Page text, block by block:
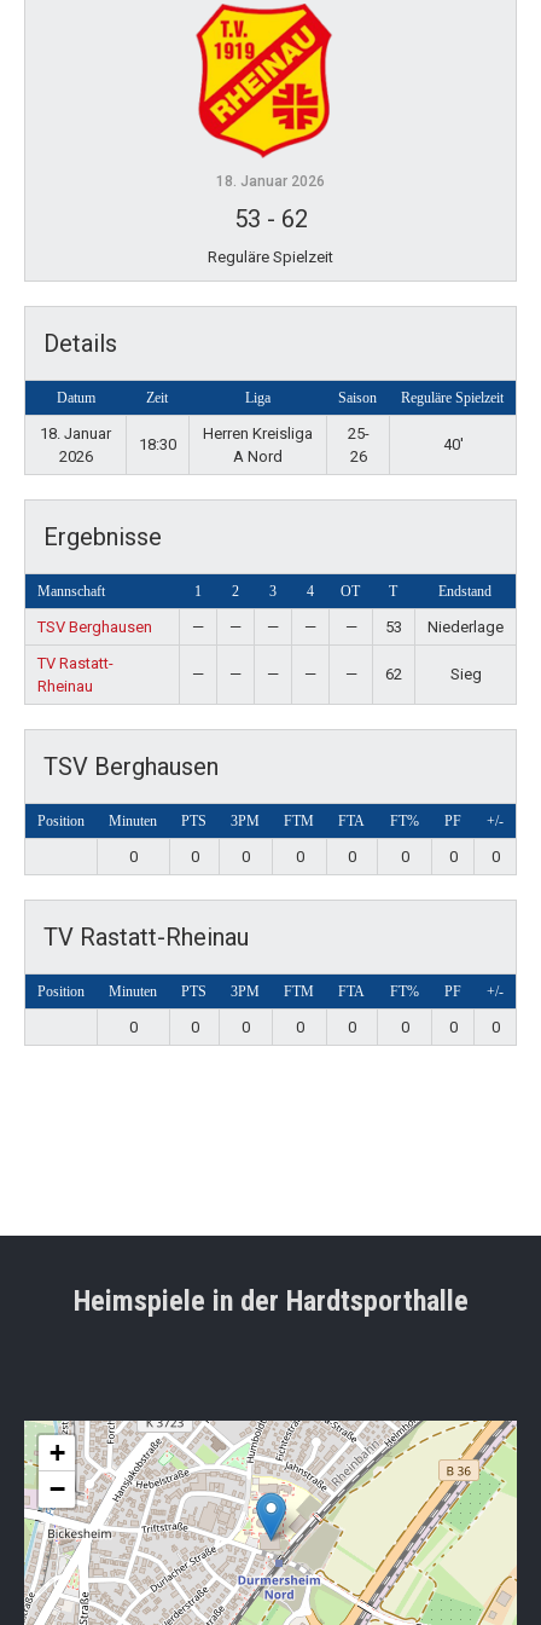
18. Januar 2026
53 - 62
Reguläre Spielzeit
Details
Datum Zeit Liga Saison Reguläre Spielzeit
18. Januar
2026
18:30
Herren Kreisliga
A Nord
25-
26
40'
Ergebnisse
Mannschaft 1 2 3 4 OT T Endstand
TSV Berghausen — — — — — 53
Niederlage
TV Rastatt-
Rheinau
— — — — — 62 Sieg
TSV Berghausen
Position Minuten PTS 3PM FTM FTA FT% PF +/-
0 0 0 0 0 0 0 0
TV Rastatt-Rheinau
Position Minuten PTS 3PM FTM FTA FT% PF +/-
0 0 0 0 0 0 0 0
Heimspiele in der Hardtsporthalle
+
−